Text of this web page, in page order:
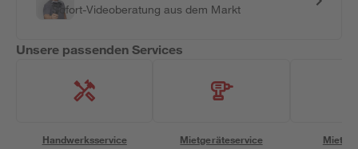
Sofort-Videoberatung aus dem Markt
Unsere passenden Services
Handwerksservice Mietgeräteservice